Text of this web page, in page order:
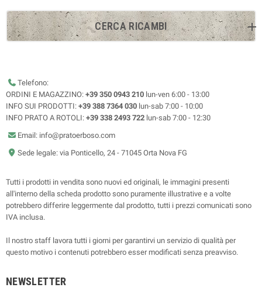
CERCA RICAMBI
Telefono:
ORDINI E MAGAZZINO: +39 350 0943 210 lun-ven 6:00 - 13:00
INFO SUI PRODOTTI: +39 388 7364 030 lun-sab 7:00 - 10:00
INFO PRATO A ROTOLI: +39 338 2493 722 lun-sab 7:00 - 12:30
Email: info@pratoerboso.com
Sede legale: via Ponticello, 24 - 71045 Orta Nova FG
Tutti i prodotti in vendita sono nuovi ed originali, le immagini presenti
all'interno della scheda prodotto sono puramente illustrative e a volte
potrebbero differire leggermente dal prodotto, tutti i prezzi comunicati sono
IVA inclusa.
Il nostro staff lavora tutti i giorni per garantirvi un servizio di qualità per
questo motivo i contenuti potrebbero esser modificati senza preavviso.
NEWSLETTER